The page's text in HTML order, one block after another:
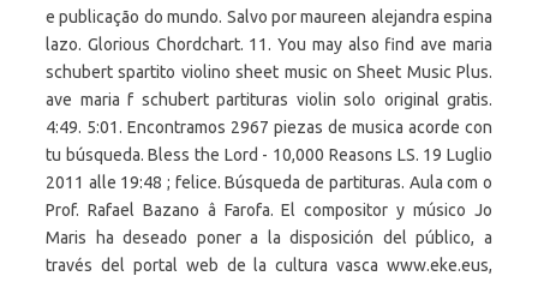
e publicação do mundo. Salvo por maureen alejandra espina
lazo. Glorious Chordchart. 11. You may also find ave maria
schubert spartito violino sheet music on Sheet Music Plus.
ave maria f schubert partituras violin solo original gratis.
4:49. 5:01. Encontramos 2967 piezas de musica acorde con
tu búsqueda. Bless the Lord - 10,000 Reasons LS. 19 Luglio
2011 alle 19:48 ; felice. Búsqueda de partituras. Aula com o
Prof. Rafael Bazano â Farofa. El compositor y músico Jo
Maris ha deseado poner a la disposición del público, a
través del portal web de la cultura vasca www.eke.eus,